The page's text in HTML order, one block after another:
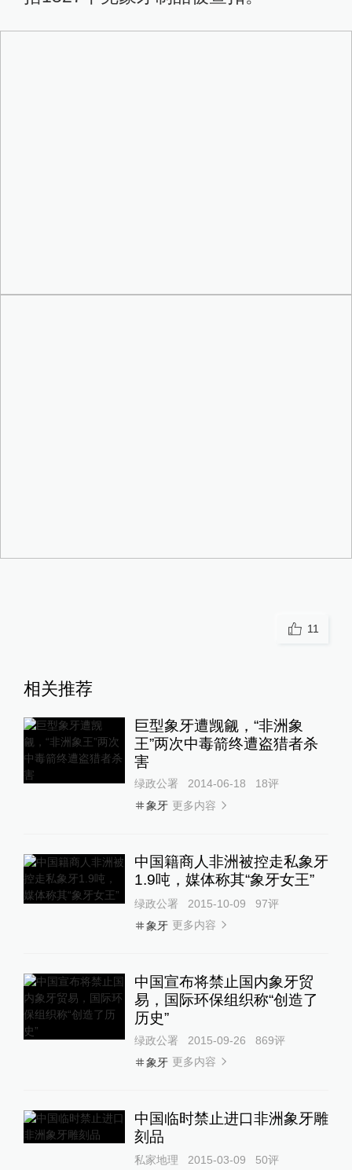
11
相关推荐
巨型象牙遭觊觎，“非洲象
王”两次中毒箭终遭盗猎者杀
害
绿政公署 2014-06-18 18评
象牙 更多内容
中国籍商人非洲被控走私象牙
1.9吨，媒体称其“象牙女王”
绿政公署 2015-10-09 97评
象牙 更多内容
中国宣布将禁止国内象牙贸
易，国际环保组织称“创造了
历史”
绿政公署 2015-09-26 869评
象牙 更多内容
中国临时禁止进口非洲象牙雕
刻品
私家地理 2015-03-09 50评